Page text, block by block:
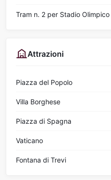
Tram n. 2 per Stadio Olimpico
Attrazioni
Piazza del Popolo
Villa Borghese
Piazza di Spagna
Vaticano
Fontana di Trevi